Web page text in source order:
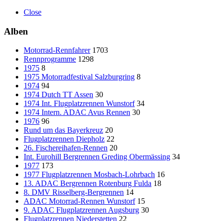
Close
Alben
Motorrad-Rennfahrer 1703
Rennprogramme 1298
1975 8
1975 Motorradfestival Salzburgring 8
1974 94
1974 Dutch TT Assen 30
1974 Int. Flugplatzrennen Wunstorf 34
1974 Intern. ADAC Avus Rennen 30
1976 96
Rund um das Bayerkreuz 20
Flugplatzrennen Diepholz 22
26. Fischereihafen-Rennen 20
Int. Eurohill Bergrennen Greding Obermässing 34
1977 173
1977 Flugplatzrennen Mosbach-Lohrbach 16
13. ADAC Bergrennen Rotenburg Fulda 18
8. DMV Risselberg-Bergrennen 14
ADAC Motorrad-Rennen Wunstorf 15
9. ADAC Flugplatzrennen Augsburg 30
Flugplatzrennen Niederstetten 22